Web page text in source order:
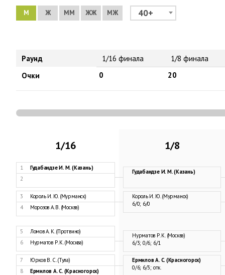
М Ж ММ ЖЖ МЖ 40+
Раунд 1/16 финала
1/8 финала
Очки
0 20
1/16
1
Гудабандзе И. М. (Казань)
2
3
Король И. Ю. (Мурманск)
4
Морозов А. В. (Москва)
5
Ломов А. К. (Протвино)
6
Нурматов Р. К. (Москва)
7
Юрков В. С. (Тула)
8
Ермилов А. С. (Красногорск)
1/8
Гудабандзе И. М. (Казань)
Король И. Ю. (Мурманск)
6/0; 6/0
Нурматов Р. К. (Москва)
6/3; 0/6; 6/1
Ермилов А. С. (Красногорск)
0/6; 6/3; отк.